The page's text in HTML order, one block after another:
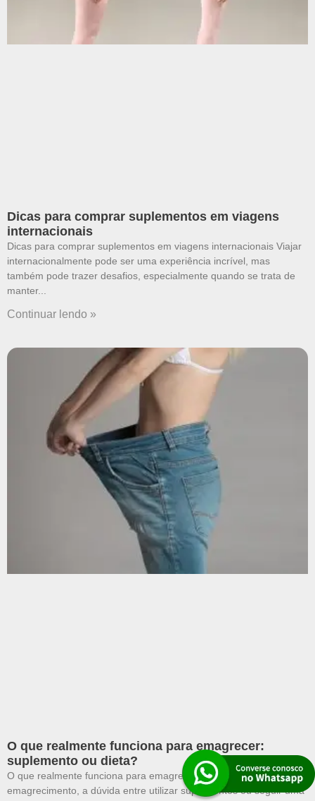
Dicas para comprar suplementos em viagens
internacionais
Dicas para comprar suplementos em viagens internacionais Viajar
internacionalmente pode ser uma experiência incrível, mas
também pode trazer desafios, especialmente quando se trata de
manter
Continuar lendo »
O que realmente funciona para emagrecer:
suplemento ou dieta?
O que realmente funciona para emagrecer Quando se trata de
emagrecimento, a dúvida entre utilizar suplementos ou seguir uma